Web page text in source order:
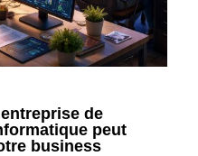
de
peut
business